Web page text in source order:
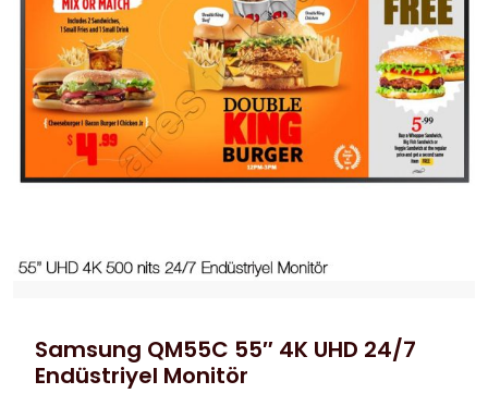
Samsung QM55C 55″ 4K UHD 24/7
Endüstriyel Monitör